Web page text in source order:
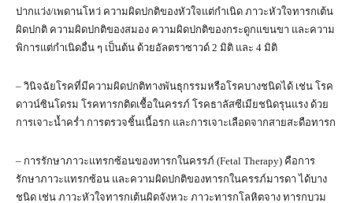
ปากแว่ง/เพดานโหว่ ความผิดปกติของหัวใจแต่กำเนิด ภาวะหัวใจทารกเต้น
ผิดปกติ ความผิดปกติของสมอง ความผิดปกติของกระดูกแขนขา และความ
พิการแต่กำเนิดอื่น ๆ เป็นต้น ด้วยอัลตราซาวด์ 2 มิติ และ 4 มิติ
– วินิจฉัยโรคที่มีความผิดปกติทางพันธุกรรมหรือโรคบางชนิดได้ เช่น โรค
ดาวน์ซินโดรม โรคทารกติดเชื้อในครรภ์ โรคธาลัสซีเมียชนิดรุนแรง ด้วย
การเจาะน้ำคร่ำ การตรวจชิ้นเนื้อรก และการเจาะเลือดจากสายสะดือทารก
– การรักษาภาวะแทรกซ้อนของทารกในครรภ์ (Fetal Therapy) คือการ
รักษาภาวะแทรกซ้อน และความผิดปกติของทารกในครรภ์มารดา ได้บาง
ชนิด เช่น ภาวะหัวใจทารกเต้นผิดจังหวะ ภาวะทารกโลหิตจาง ทารกบวม